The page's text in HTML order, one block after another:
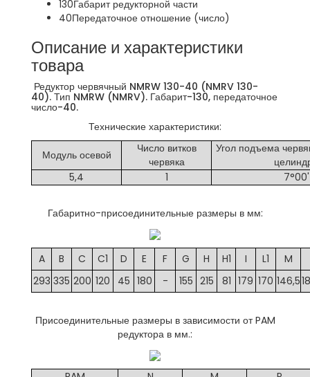
130Габарит редукторной части
40Передаточное отношение (число)
Описание и характеристики
товара
Редуктор червячный NMRW 130-40 (NMRV 130-
40). Тип NMRW (NMRV). Габарит-130, передаточное
число-40.
Технические характеристики:
Модуль осевой
Число витков
червяка
Угол подъема
5,4
1 7°00'
Габаритно-присоединительные размеры в мм:
A B C C1 D E F G H H1 I L1 M
293 335 200 120 45 180 - 155 215 81 179 170 146,5
Присоединительные размеры в зависимости от PAM
редуктора в мм.: